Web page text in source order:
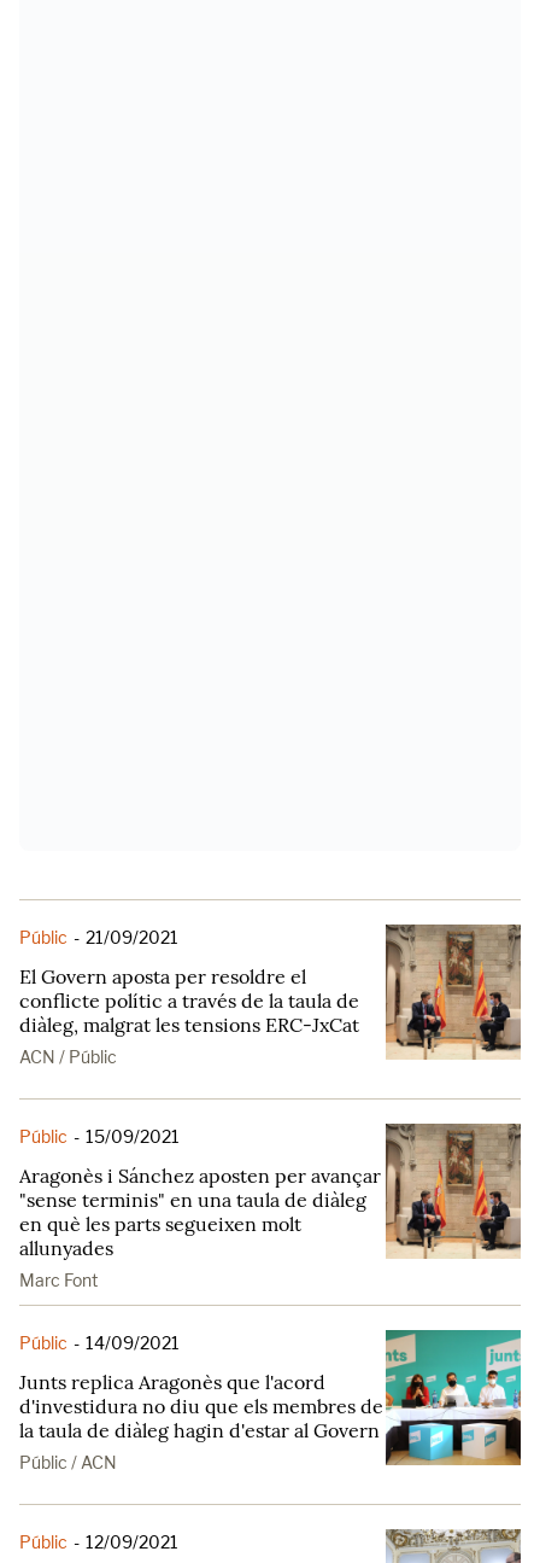
Públic - 21/09/2021
El Govern aposta per resoldre el
conflicte polític a través de la taula de
diàleg, malgrat les tensions ERC-JxCat
ACN / Públic
Públic - 15/09/2021
Aragonès i Sánchez aposten per avançar
"sense terminis" en una taula de diàleg
en què les parts segueixen molt
allunyades
Marc Font
Públic - 14/09/2021
Junts replica Aragonès que l'acord
d'investidura no diu que els membres de
la taula de diàleg hagin d'estar al Govern
Públic / ACN
Públic - 12/09/2021